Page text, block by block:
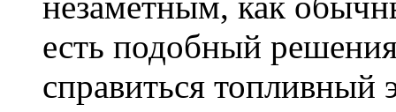
есть подобный
справиться топливный